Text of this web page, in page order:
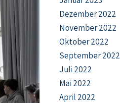
Dezember 2022
November 2022
Oktober 2022
September 2022
Juli 2022
Mai 2022
April 2022